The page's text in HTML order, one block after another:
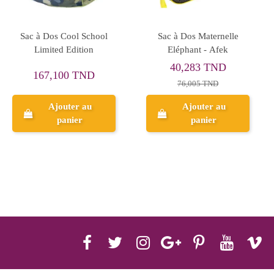
Sac à Dos Cool School
Limited Edition
167,100 TND
Ajouter au
panier
Sac à Dos Maternelle
Eléphant - Afek
40,283 TND
76,005 TND
Ajouter au
panier